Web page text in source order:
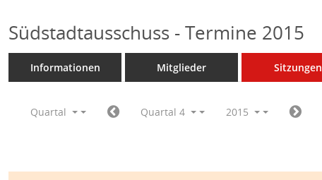
Südstadtausschuss - Termine 2015
Informationen Mitglieder Sitzungen
Quartal Quartal 4 2015